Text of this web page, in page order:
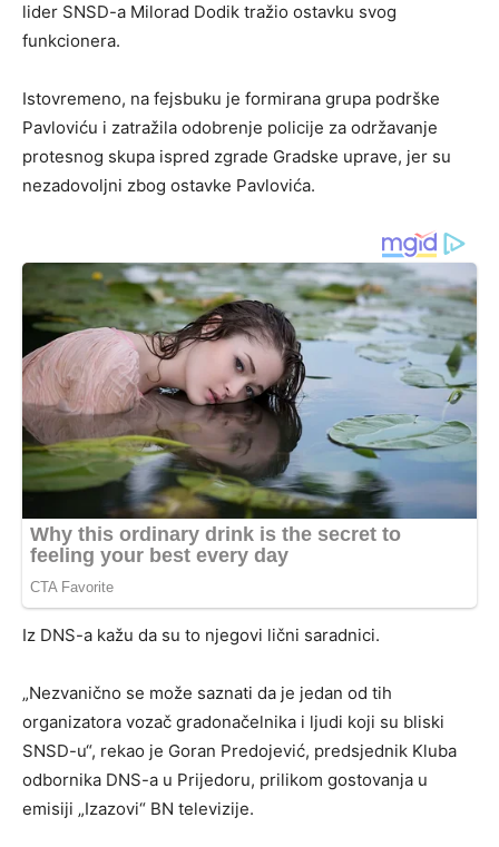
lider SNSD-a Milorad Dodik tražio ostavku svog
funkcionera.
Istovremeno, na fejsbuku je formirana grupa podrške
Pavloviću i zatražila odobrenje policije za održavanje
protesnog skupa ispred zgrade Gradske uprave, jer su
nezadovoljni zbog ostavke Pavlovića.
Iz DNS-a kažu da su to njegovi lični saradnici.
„Nezvanično se može saznati da je jedan od tih
organizatora vozač gradonačelnika i ljudi koji su bliski
SNSD-u“, rekao je Goran Predojević, predsjednik Kluba
odbornika DNS-a u Prijedoru, prilikom gostovanja u
emisiji „Izazovi“ BN televizije.